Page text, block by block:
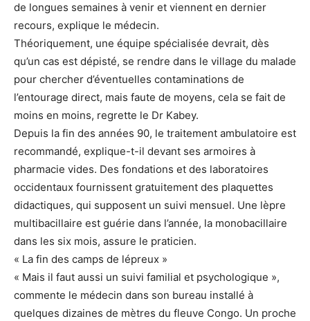
de longues semaines à venir et viennent en dernier
recours, explique le médecin.
Théoriquement, une équipe spécialisée devrait, dès
qu’un cas est dépisté, se rendre dans le village du malade
pour chercher d’éventuelles contaminations de
l’entourage direct, mais faute de moyens, cela se fait de
moins en moins, regrette le Dr Kabey.
Depuis la fin des années 90, le traitement ambulatoire est
recommandé, explique-t-il devant ses armoires à
pharmacie vides. Des fondations et des laboratoires
occidentaux fournissent gratuitement des plaquettes
didactiques, qui supposent un suivi mensuel. Une lèpre
multibacillaire est guérie dans l’année, la monobacillaire
dans les six mois, assure le praticien.
« La fin des camps de lépreux »
« Mais il faut aussi un suivi familial et psychologique »,
commente le médecin dans son bureau installé à
quelques dizaines de mètres du fleuve Congo. Un proche